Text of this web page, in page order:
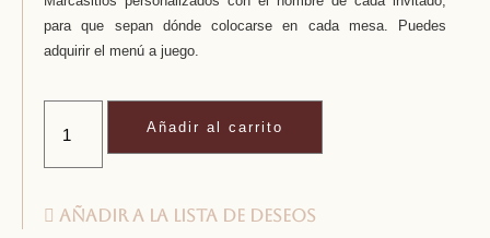
para que sepan dónde colocarse en cada mesa. Puedes
adquirir el menú a juego.
Añadir al carrito
Añadir a la lista de deseos